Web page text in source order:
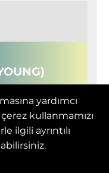
yardımcı
kullanmamızı
ilgili ayrıntılı